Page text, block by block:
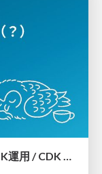
ドリフトを絶対に許さない（？）CDK運用 / CDK Ops with Zero Tolerance for Drifts (?)